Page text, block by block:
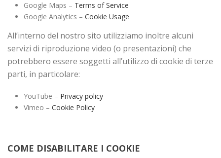
Google Maps – Terms of Service
Google Analytics – Cookie Usage
All’interno del nostro sito utilizziamo inoltre alcuni
servizi di riproduzione video (o presentazioni) che
potrebbero essere soggetti all’utilizzo di cookie di terze
parti, in particolare:
YouTube – Privacy policy
Vimeo – Cookie Policy
COME DISABILITARE I COOKIE